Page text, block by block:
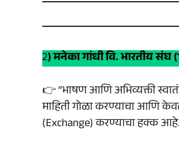
2) मनेका गांधी वि. भारतीय संघ
👉 “भाषण आणि अभिव्यक्ती
माहिती गोळा करण्याचा आणि
(Exchange) करण्याचा हक्क